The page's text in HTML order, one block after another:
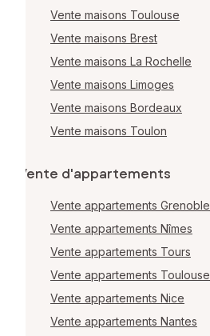
Vente maisons Toulouse
Vente maisons Brest
Vente maisons La Rochelle
Vente maisons Limoges
Vente maisons Bordeaux
Vente maisons Toulon
Vente d'appartements
Vente appartements Grenoble
Vente appartements Nîmes
Vente appartements Tours
Vente appartements Toulouse
Vente appartements Nice
Vente appartements Nantes